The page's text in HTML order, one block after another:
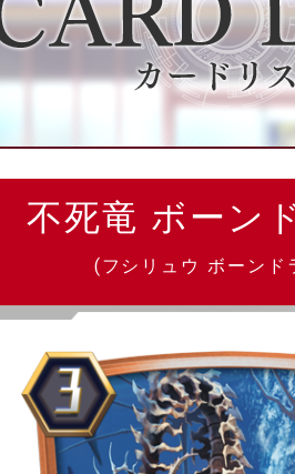
不死竜 ボーン
(フシリュウ ボーンド